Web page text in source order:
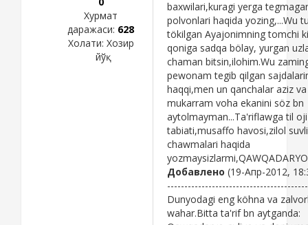
Хурмат
даражаси: 628
Холати: Хозир
йўқ
baxwilari,kuragi yerga
polvonlari haqida yozing,...Wu
tökilgan Ayajonimning tomchi
qoniga sadqa bölay, yurgan
chaman bitsin,ilohim.Wu
pewonam tegib qilgan
haqqi,men un qanchalar aziz va
mukarram voha ekanini söz bn
aytolmayman...Ta'riflawga til
tabiati,musaffo havosi,zilol suvli
chawmalari haqida
Добавлено (19-Апр-2012,
Dunyodagi eng köhna va
wahar.Bitta ta'rif bn aytganda: